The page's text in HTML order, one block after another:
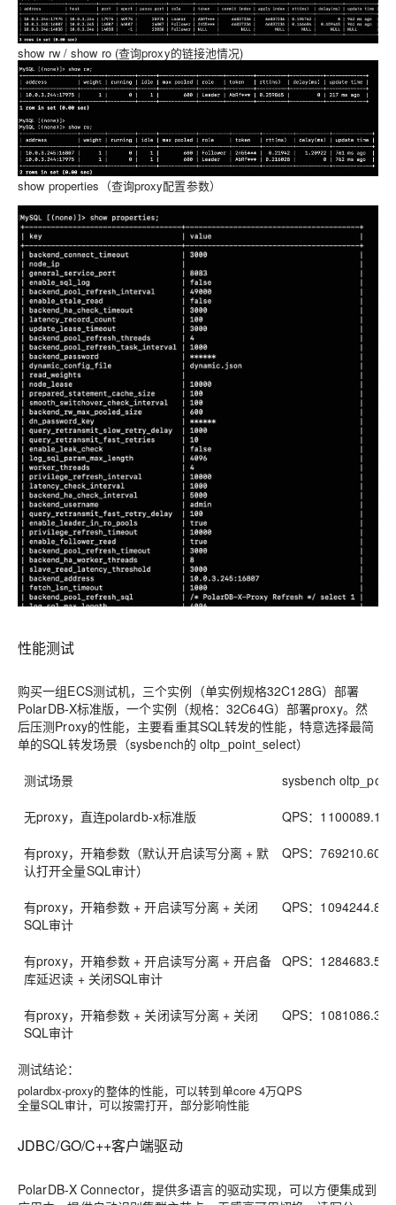
show rw / show ro (查询proxy的链接池情况)
show properties（查询proxy配置参数）
性能测试
购买一组ECS测试机，三个实例（单实例规格32C128G）部署
PolarDB-X标准版，一个实例（规格：32C64G）部署proxy。然
后压测Proxy的性能，主要看重其SQL转发的性能，特意选择最简
单的SQL转发场景（sysbench的 oltp_point_select）
测试场景 sysbench
无proxy，直连polardb-x标准版 QPS： 1100089.10
有proxy，开箱参数（默认开启读写分离 + 默
认打开全量SQL审计）
QPS：769210.60
有proxy，开箱参数 + 开启读写分离 + 关闭
SQL审计
QPS： 1094244.83
有proxy，开箱参数 + 开启读写分离 + 开启备
库延迟读 + 关闭SQL审计
QPS： 1284683.56
有proxy，开箱参数 + 关闭读写分离 + 关闭
SQL审计
QPS： 1081086.38
测试结论：
polardbx-proxy的整体的性能，可以转到单core 4万QPS
全量SQL审计，可以按需打开，部分影响性能
JDBC/GO/C++客户端驱动
PolarDB-X Connector，提供多语言的驱动实现，可以方便集成到